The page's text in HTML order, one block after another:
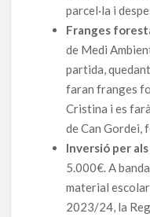
parcel·la i
Franges
de Medi
partida,
faran franges
Cristina i es
de Can Gordei,
Inversió per
5.000€. A
material
2023/24, la